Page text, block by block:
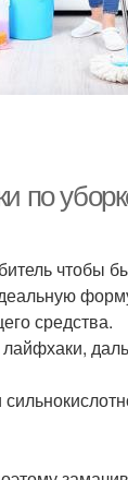
чтобы
средства.